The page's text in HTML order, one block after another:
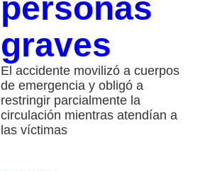
personas
graves
El accidente movilizó a cuerpos
de emergencia y obligó a
restringir parcialmente la
circulación mientras atendían a
las víctimas